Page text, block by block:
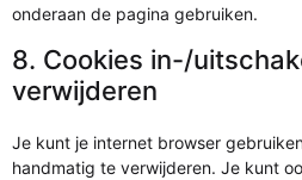
onderaan de pagina gebruiken.
8. Cookies in-/
verwijderen
Je kunt je internet browser
handmatig te verwijderen. Je kunt